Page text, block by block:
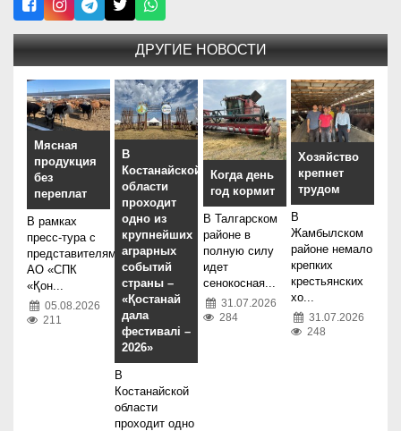
ДРУГИЕ НОВОСТИ
Мясная
продукция
без
переплат
В рамках
пресс-тура с
представителями
АО «СПК
«Қон...
05.08.2026
211
В
Костанайской
области
проходит
одно из
крупнейших
аграрных
событий
страны –
«Қостанай
дала
фестивалі –
2026»
В
Костанайской
области
проходит одно
Когда день
год кормит
В Талгарском
районе в
полную силу
идет
сенокосная...
31.07.2026
284
Хозяйство
крепнет
трудом
В
Жамбылском
районе немало
крепких
крестьянских
хо...
31.07.2026
248